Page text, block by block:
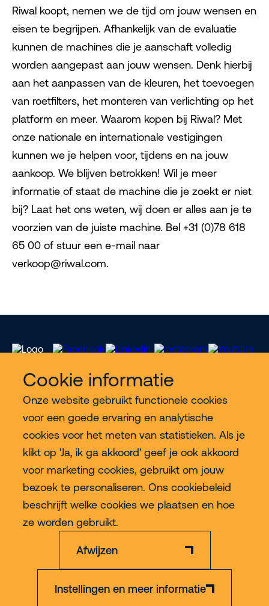
Cookie informatie
Onze website gebruikt functionele cookies
voor een goede ervaring en analytische
cookies voor het meten van statistieken. Als je
klikt op 'Ja, ik ga akkoord' geef je ook akkoord
voor marketing cookies, gebruikt om jouw
bezoek te personaliseren. Ons cookiebeleid
beschrijft welke cookies we plaatsen en hoe
ze worden gebruikt.
Afwijzen
Instellingen en meer informatie
Riwal koopt, nemen we de tijd om jouw wensen en
eisen te begrijpen. Afhankelijk van de evaluatie
kunnen de machines die je aanschaft volledig
worden aangepast aan jouw wensen. Denk hierbij
aan het aanpassen van de kleuren, het toevoegen
van roetfilters, het monteren van verlichting op het
platform en meer. Waarom kopen bij Riwal? Met
onze nationale en internationale vestigingen
kunnen we je helpen voor, tijdens en na jouw
aankoop. We blijven betrokken! Wil je meer
informatie of staat de machine die je zoekt er niet
bij? Laat het ons weten, wij doen er alles aan je te
voorzien van de juiste machine. Bel +31 (0)78 618
65 00 of stuur een e-mail naar
verkoop@riwal.com.
Meer Riwal
Industries
Contact
Meer